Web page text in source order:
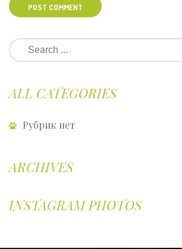
POST COMMENT
ALL CATEGORIES
Рубрик нет
ARCHIVES
INSTAGRAM PHOTOS